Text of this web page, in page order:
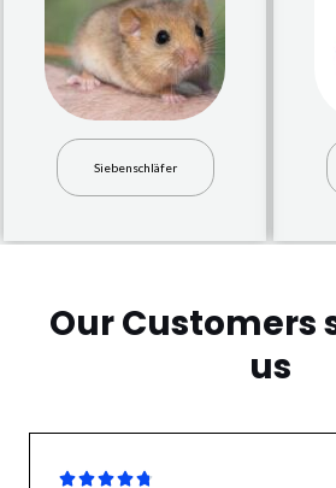
Siebenschläfer
Our Customers
us
